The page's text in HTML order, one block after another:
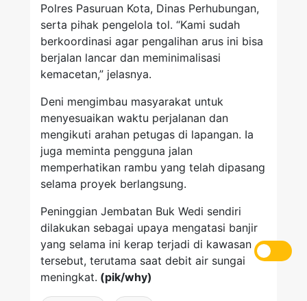
Polres Pasuruan Kota, Dinas Perhubungan,
serta pihak pengelola tol. “Kami sudah
berkoordinasi agar pengalihan arus ini bisa
berjalan lancar dan meminimalisasi
kemacetan,” jelasnya.
Deni mengimbau masyarakat untuk
menyesuaikan waktu perjalanan dan
mengikuti arahan petugas di lapangan. Ia
juga meminta pengguna jalan
memperhatikan rambu yang telah dipasang
selama proyek berlangsung.
Peninggian Jembatan Buk Wedi sendiri
dilakukan sebagai upaya mengatasi banjir
yang selama ini kerap terjadi di kawasan
tersebut, terutama saat debit air sungai
meningkat. (pik/why)